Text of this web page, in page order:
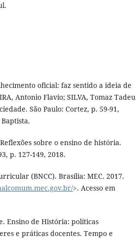
oficial: faz sentido a ideia de
Antonio Flavio; SILVA, Tomaz Tadeu
São Paulo: Cortez, p. 59-91,
sobre o ensino de história.
p. 127-149, 2018.
(BNCC). Brasília: MEC. 2017.
>. Acesso em
Ensino de História: políticas
e práticas docentes. Tempo e